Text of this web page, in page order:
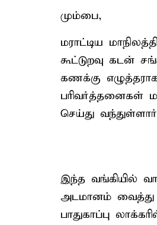
மும்பை,
மராட்டிய
கூட்டுறவு கடன்
கணக்கு
பரிவர்த்தனைகள்
செய்து
இந்த வங்கியில்
அடமானம்
பாதுகாப்பு